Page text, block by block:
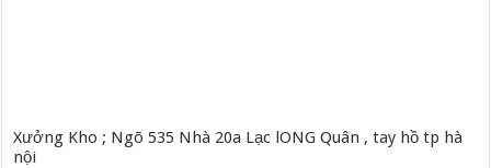
Xưởng Kho ; Ngõ 535 Nhà 20a Lạc lONG Quân , tay hồ tp hà
nội